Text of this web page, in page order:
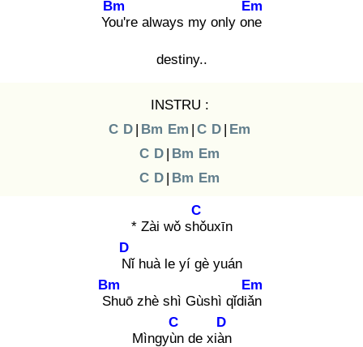
You
Bm
're always my only one
Em
destiny..
INSTRU :
C D | Bm Em | C D | Em
C D | Bm Em
C D | Bm Em
* Zài wǒ shǒ
C
uxīn
Nǐ
D
huà le yí gè yuán
Sh
Bm
uō zhè shì Gùshì qǐdiǎn
Em
Mìngyùn
C
de xiàn
D